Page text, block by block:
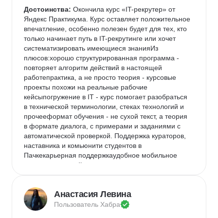
погружен в сферу HR. Это не исключено, но, так как
я не имею бэкграунда подбора, я не могу оценить
курс с этой точки зрения.Что касается
трудоустройства, то об этом я напишу после
окончания карьерного трека. Самостоятельные
попытки пока ещё не принесли успеха, но в моей
когорте были ребята, которые успели устроиться за
время обучения
Достоинства: Окончила курс «IT-рекрутер» от
Яндекс Практикума. Курс оставляет положительное
впечатление, особенно полезен будет для тех, кто
только начинает путь в IT-рекрутинге или хочет
систематизировать имеющиеся знанияИз
плюсов:хорошо структурированная программа -
повторяет алгоритм действий в настоящей
работепрактика, а не просто теория - курсовые
проекты похожи на реальные рабочие
кейсыпогружение в IT - курс помогает разобраться
в технической терминологии, стеках технологий и
прочееформат обучения - не сухой текст, а теория
в формате диалога, с примерами и заданиями с
автоматической проверкой. Поддержка кураторов,
наставника и комьюнити студентов в
Пачкекарьерная поддержкаудобное мобильное
приложение и сайт, где через поиск можно легко
Анастасия Левина
Пользователь Хабра